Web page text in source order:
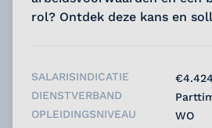
rol? Ontdek deze kans en
SALARISINDICATIE
DIENSTVERBAND
OPLEIDINGSNIVEAU
WO